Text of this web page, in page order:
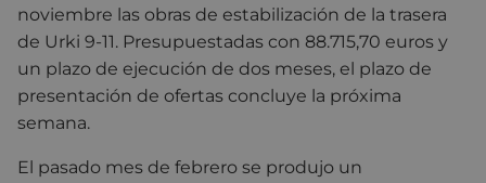
noviembre las obras de estabilización de la trasera
de Urki 9-11. Presupuestadas con 88.715,70 euros y
un plazo de ejecución de dos meses, el plazo de
presentación de ofertas concluye la próxima
semana.
El pasado mes de febrero se produjo un